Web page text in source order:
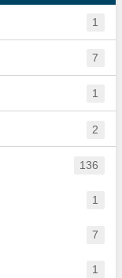
1
7
1
2
136
1
7
1